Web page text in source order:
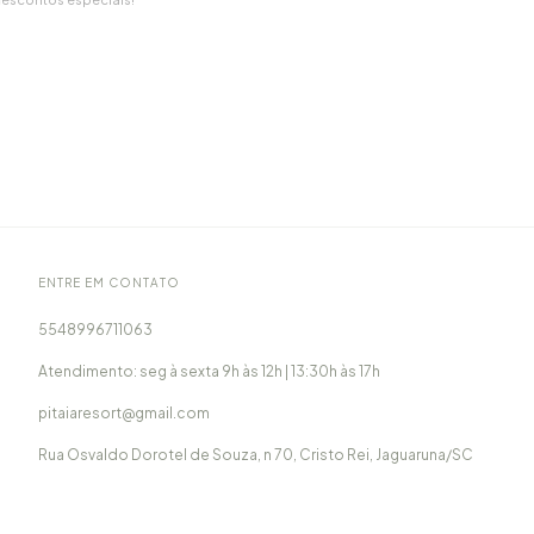
ENTRE EM CONTATO
5548996711063
Atendimento: seg à sexta 9h às 12h | 13:30h às 17h
pitaiaresort@gmail.com
Rua Osvaldo Dorotel de Souza, n 70, Cristo Rei, Jaguaruna/SC